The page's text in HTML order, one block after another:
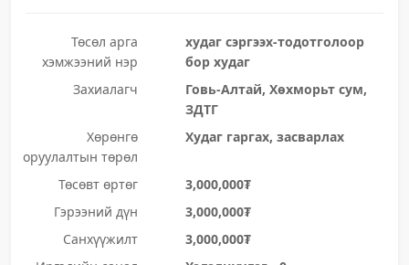
Төсөл арга
хэмжээний нэр
худаг сэргээх-тодотголоор
бор худаг
Захиалагч
Говь-Алтай, Хөхморьт сум,
ЗДТГ
Хөрөнгө
оруулалтын төрөл
Худаг гаргах, засварлах
Төсөвт өртөг
3,000,000₮
Гэрээний дүн
3,000,000₮
Санхүүжилт
3,000,000₮